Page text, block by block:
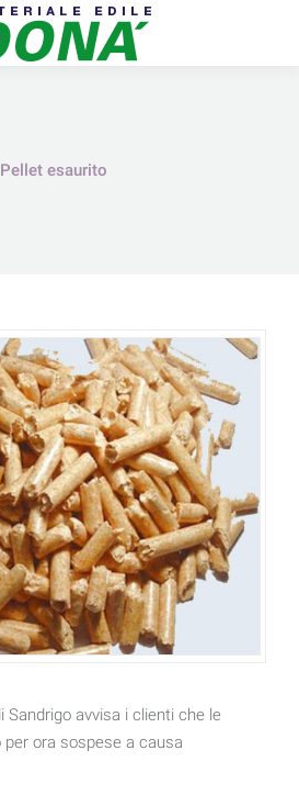
Pellet esaurito
Sandrigo avvisa i clienti che le
ora sospese a causa